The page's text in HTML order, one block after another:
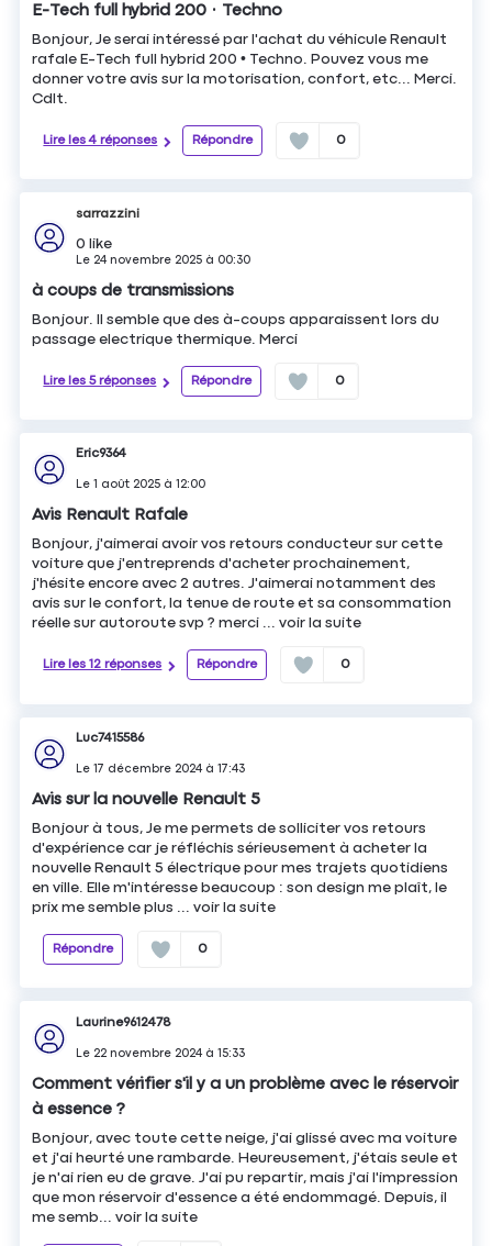
E-Tech full hybrid 200 • Techno
Bonjour, Je serai intéressé par l'achat du véhicule Renault
rafale E-Tech full hybrid 200 • Techno. Pouvez vous me
donner votre avis sur la motorisation, confort, etc... Merci.
Cdlt.
Lire les 4 réponses Répondre 0
sarrazzini
0 like
Le 24 novembre 2025 à 00:30
à coups de transmissions
Bonjour. Il semble que des à-coups apparaissent lors du
passage electrique thermique. Merci
Lire les 5 réponses Répondre 0
Eric9364
Le1 août 2025 à12:00
Avis Renault Rafale
Bonjour, j'aimerai avoir vos retours conducteur sur cette
voiture que j'entreprends d'acheter prochainement,
j'hésite encore avec 2 autres. J'aimerai notamment des
avis sur le confort, la tenue de route et sa consommation
réelle sur autoroute svp ? merci ...voir la suite
Lire les 12 réponses Répondre 0
Luc7415586
Le17 décembre 2024à17:43
Avis sur la nouvelle Renault 5
Bonjour à tous, Je me permets de solliciter vos retours
d'expérience car je réfléchis sérieusement à acheter la
nouvelle Renault 5 électrique pour mes trajets quotidiens
en ville. Elle m'intéresse beaucoup : son design me plaît, le
prix me semble plus ...voir la suite
Répondre 0
Laurine9612478
Le 22 novembre 2024à15:33
Comment vérifier s'il y a un problème avec le réservoir
à essence ?
Bonjour, avec toute cette neige, j'ai glissé avec ma voiture
et j'ai heurté une rambarde. Heureusement, j'étais seule et
je n'ai rien eu de grave. J'ai pu repartir, mais j'ai l'impression
que mon réservoir d'essence a été endommagé. Depuis, il
me semb...voir la suite